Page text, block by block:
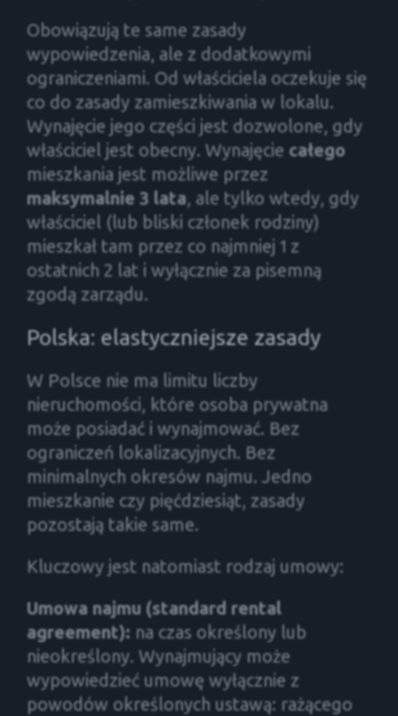
Obowiązują te same zasady
wypowiedzenia, ale z dodatkowymi
ograniczeniami. Od właściciela oczekuje się
co do zasady zamieszkiwania w lokalu.
Wynajęcie jego części jest dozwolone, gdy
właściciel jest obecny. Wynajęcie całego
mieszkania jest możliwe przez
maksymalnie 3 lata, ale tylko wtedy, gdy
właściciel (lub bliski członek rodziny)
mieszkał tam przez co najmniej 1 z
ostatnich 2 lat i wyłącznie za pisemną
zgodą zarządu.
Polska: elastyczniejsze zasady
W Polsce nie ma limitu liczby
nieruchomości, które osoba prywatna
może posiadać i wynajmować. Bez
ograniczeń lokalizacyjnych. Bez
minimalnych okresów najmu. Jedno
mieszkanie czy pięćdziesiąt, zasady
pozostają takie same.
Kluczowy jest natomiast rodzaj umowy:
Umowa najmu (standard rental
agreement): na czas określony lub
nieokreślony. Wynajmujący może
wypowiedzieć umowę wyłącznie z
powodów określonych ustawą: rażącego